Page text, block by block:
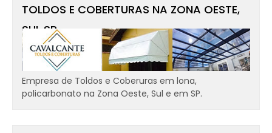
TOLDOS E COBERTURAS NA ZONA OESTE,
SUL SP
Empresa de Toldos e Coberuras em lona,
policarbonato na Zona Oeste, Sul e em SP.